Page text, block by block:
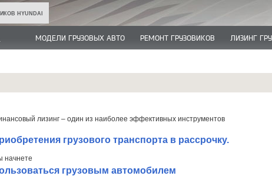
HYUNDAI
МОДЕЛИ ГРУЗОВЫХ АВТО РЕМОНТ ГРУЗОВИКОВ ЛИЗИНГ
лизинг – один из наиболее эффективных инструментов
грузового транспорта в рассрочку.
начнете
грузовым автомобилем